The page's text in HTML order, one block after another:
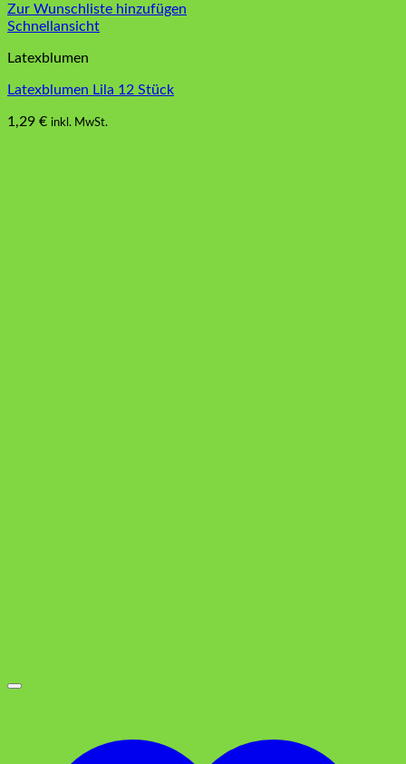
Zur Wunschliste hinzufügen
Schnellansicht
Latexblumen
Latexblumen Lila 12 Stück
1,29 € inkl. MwSt.